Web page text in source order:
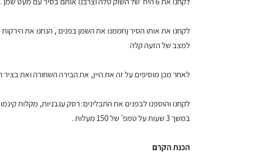
לקחנו את אותו הסיר ןחממנו את השמן בפנים , הנחנו את
למצב של הזעה קלה
לאחר מכן מוסיפים על זה את היין, את הבירה השחורה ואת
לקחנו והוספנו לבפנים את התבלינים: רסק עגבניות, מקלות
במשך 3 שעות על טמפ' של 150 מעלות .
הכנת הקרם